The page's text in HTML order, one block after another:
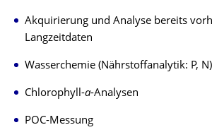
Akquirierung und Analyse bereits
Langzeitdaten
Wasserchemie (Nährstoffanalytik: P, N)
Chlorophyll-a-Analysen
POC-Messung